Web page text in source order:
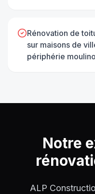
Rénovation de
sur maisons de
périphérie
Notre
ALP